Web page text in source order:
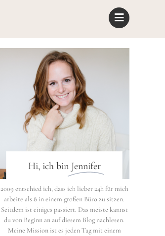
Hi, ich bin Jennifer
2009 entschied ich, dass ich lieber 24h für mich
arbeite als 8 in einem großen Büro zu sitzen.
Seitdem ist einiges passiert. Das meiste kannst
du von Beginn an auf diesem Blog nachlesen.
Meine Mission ist es jeden Tag mit einem